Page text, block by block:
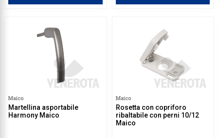
Maico
Martellina asportabile
Harmony Maico
Maico
Rosetta con copriforo
ribaltabile con perni 10/12
Maico